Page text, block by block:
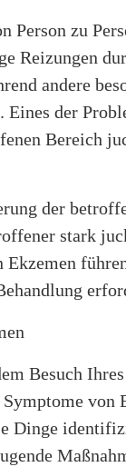
Person zu
Reizungen
andere
Eines der
Bereich
der
stark
Besuch
von
Dinge